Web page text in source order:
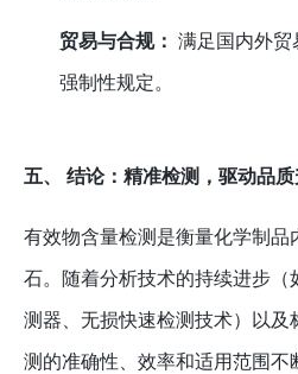
贸易与合规： 满足国内外贸
强制性规定。
五、 结论：精准检测，驱动品
有效物含量检测是衡量化学制品
石。随着分析技术的持续进步（
测器、无损快速检测技术）以及
测的准确性、效率和适用范围不